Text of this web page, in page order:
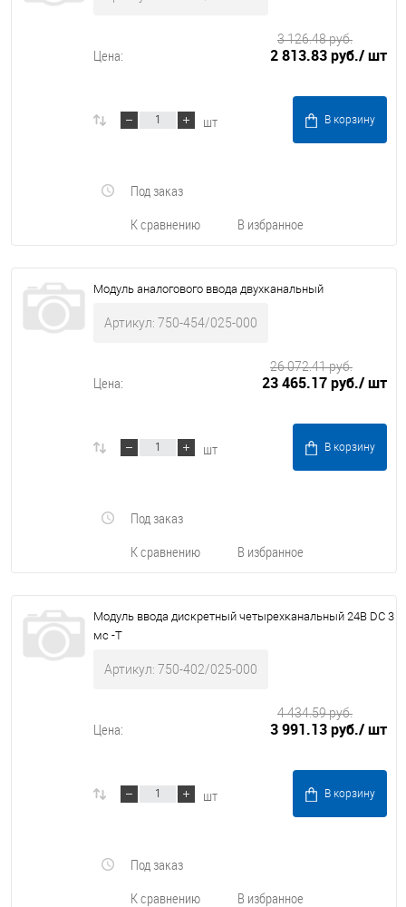
Цена: 2 813.83 руб./ шт
3 126.48 руб.
шт В корзину
К сравнению В избранное
Под заказ
Модуль аналогового ввода двухканальный
Артикул: 750-454/025-000
Цена: 23 465.17 руб./ шт
26 072.41 руб.
шт В корзину
К сравнению В избранное
Под заказ
Модуль ввода дискретный четырехканальный 24В DC 3
мс -Т
Артикул: 750-402/025-000
Цена: 3 991.13 руб./ шт
4 434.59 руб.
шт В корзину
К сравнению В избранное
Под заказ